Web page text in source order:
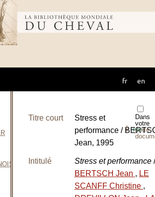
du
fr en
Dans
votre
porte-
⇪PDF
Titre court
Stress et
performance /
Jean, 1995
Intitulé Stress et performance /
BERTSCH Jean , LE
SCANFF Christine ,